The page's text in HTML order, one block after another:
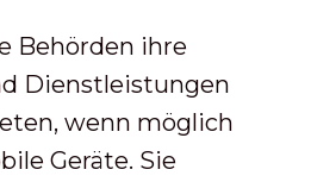
Behörden ihre
Dienstleistungen
wenn möglich
Geräte. Sie